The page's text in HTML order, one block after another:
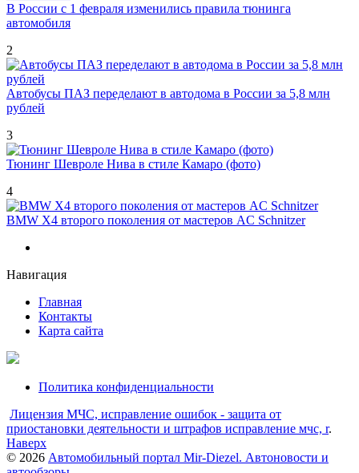
В России с 1 февраля изменились правила тюнинга
автомобиля
2
Автобусы ПАЗ переделают в автодома в России за 5,8 млн
рублей
3
Тюнинг Шевроле Нива в стиле Камаро (фото)
4
BMW X4 второго поколения от мастеров AC Schnitzer
Навигация
Главная
Контакты
Карта сайта
Политика конфиденциальности
Лицензия МЧС, исправление ошибок - защита от
приостановки деятельности и штрафов исправление мчс, r.
Наверх
© 2026 Автомобильный портал Mir-Diezel. Автоновости и